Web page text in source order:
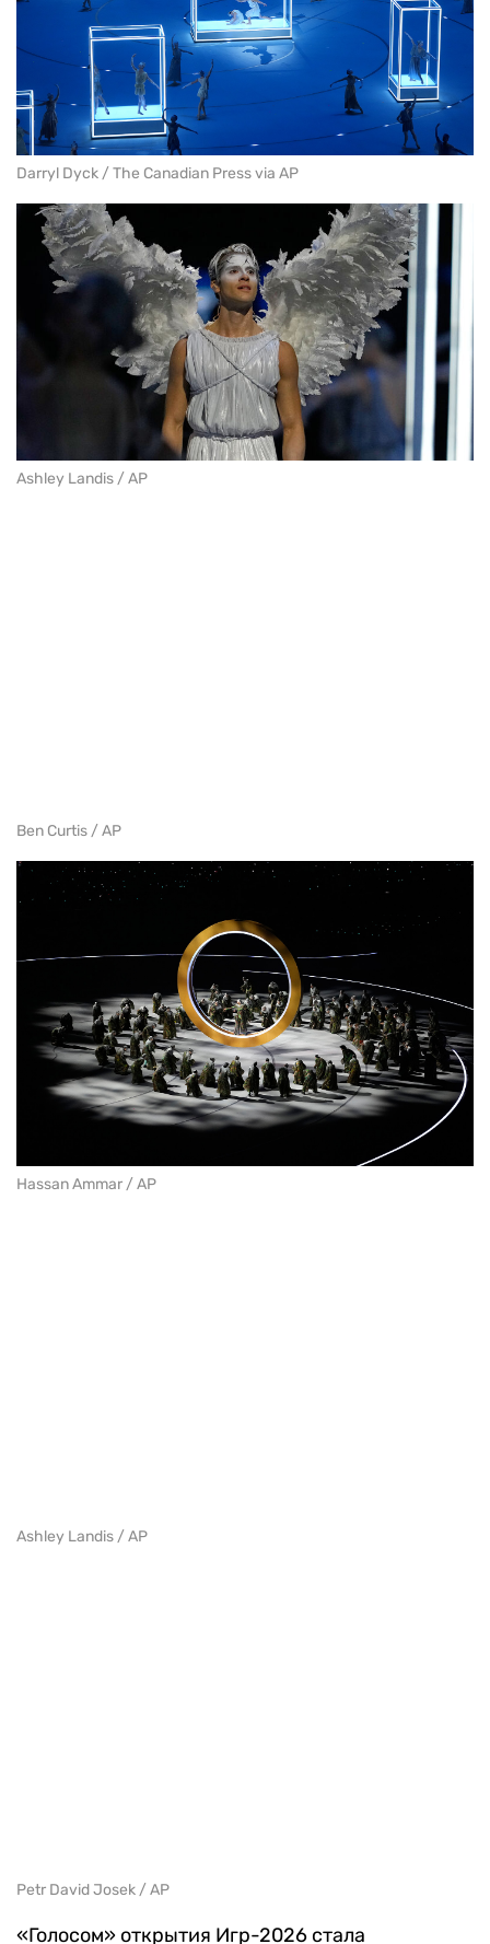
Darryl Dyck / The Canadian Press via AP
Ashley Landis / AP
Ben Curtis / AP
Hassan Ammar / AP
Ashley Landis / AP
Petr David Josek / AP
«Голосом» открытия Игр-2026 стала